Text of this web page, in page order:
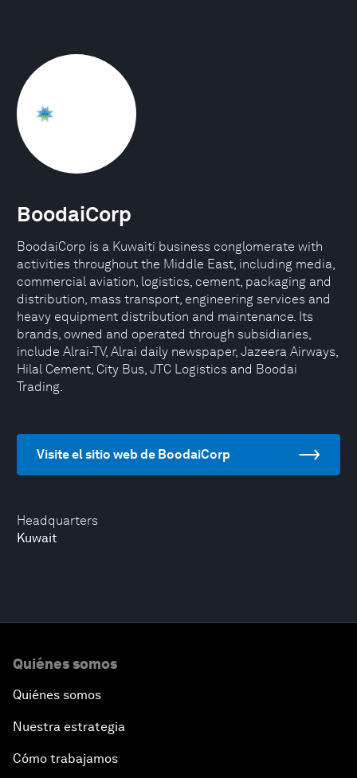
Headquarters
Kuwait
BoodaiCorp
BoodaiCorp is a Kuwaiti business conglomerate with
activities throughout the Middle East, including media,
commercial aviation, logistics, cement, packaging and
distribution, mass transport, engineering services and
heavy equipment distribution and maintenance. Its
brands, owned and operated through subsidiaries,
include Alrai-TV, Alrai daily newspaper, Jazeera Airways,
Hilal Cement, City Bus, JTC Logistics and Boodai
Trading.
Visite el sitio web de BoodaiCorp
Quiénes somos
Quiénes somos
Nuestra estrategia
Cómo trabajamos